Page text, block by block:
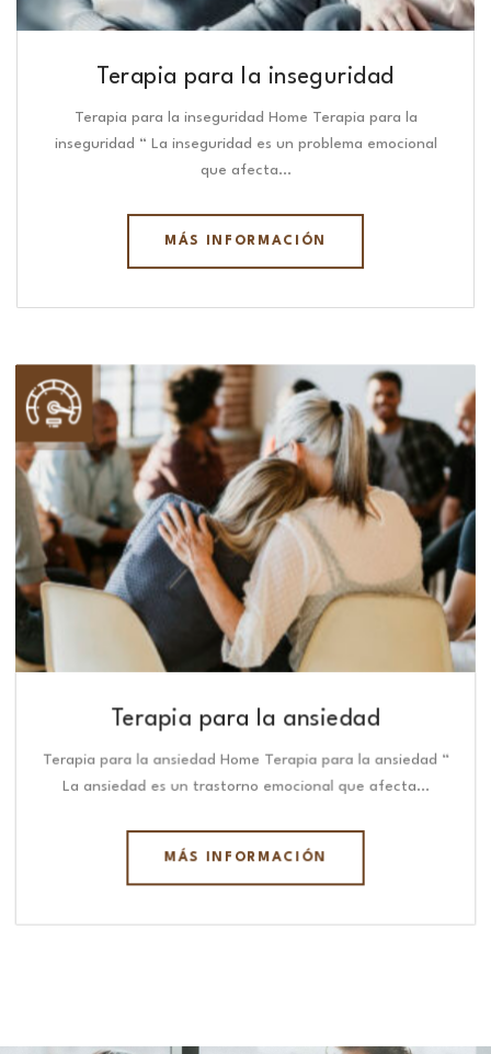
Terapia para la inseguridad
Terapia para la inseguridad Home Terapia para la
inseguridad “ La inseguridad es un problema emocional
que afecta…
MÁS INFORMACIÓN
Terapia para la ansiedad
Terapia para la ansiedad Home Terapia para la ansiedad “
La ansiedad es un trastorno emocional que afecta…
MÁS INFORMACIÓN